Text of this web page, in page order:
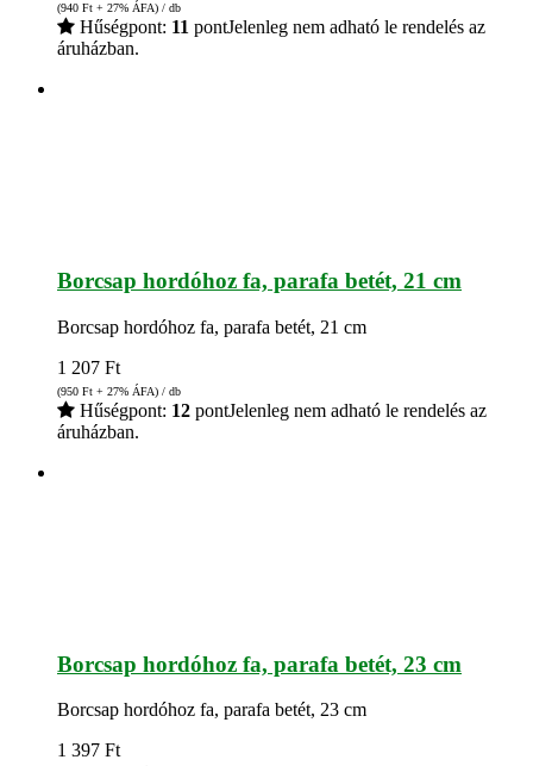
(940 Ft + 27% ÁFA) / db
Hűségpont: 11 pontJelenleg nem adható le rendelés az
áruházban.
Borcsap hordóhoz fa, parafa betét, 21 cm
Borcsap hordóhoz fa, parafa betét, 21 cm
1 207 Ft
(950 Ft + 27% ÁFA) / db
Hűségpont: 12 pontJelenleg nem adható le rendelés az
áruházban.
Borcsap hordóhoz fa, parafa betét, 23 cm
Borcsap hordóhoz fa, parafa betét, 23 cm
1 397 Ft